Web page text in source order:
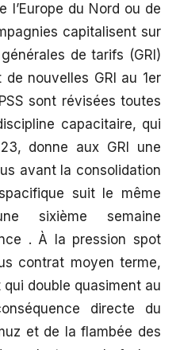
l’Europe du Nord ou de
capitalisent sur
de tarifs (GRI)
nouvelles GRI au 1er
sont révisées toutes
capacitaire, qui
donne aux GRI une
avant la consolidation
suit le même
sixième semaine
. À la pression spot
contrat moyen terme,
double quasiment au
directe du
et de la flambée des